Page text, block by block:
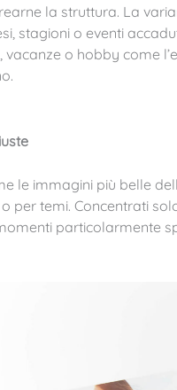
la struttura. La
stagioni o eventi
o hobby come
le immagini più belle
per temi. Concentrati
particolarmente